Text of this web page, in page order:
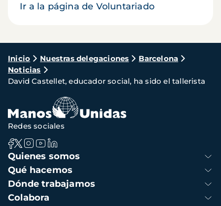
Ir a la página de Voluntariado
Ruta
de
navegación
Inicio Nuestras delegaciones
Barcelona
Noticias
David Castellet, educador social, ha sido el tallerista
Navegación
principal
Quienes somos
Qué hacemos
Dónde trabajamos
Colabora
Redes sociales